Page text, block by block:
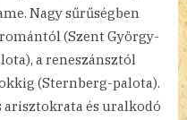
Nagy sűrűségben
(Szent György-
a reneszánsztól
(Sternberg-palota).
és uralkodó